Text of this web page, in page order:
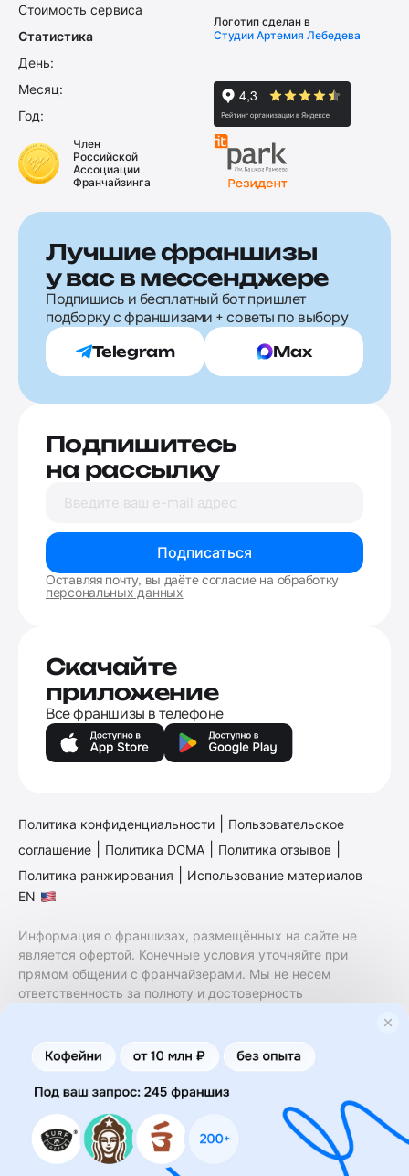
Стоимость сервиса
Статистика
День:
Месяц:
Год:
Логотип сделан в
Студии Артемия Лебедева
Член
Российской
Ассоциации
Франчайзинга
Лучшие франшизы
у вас в мессенджере
Подпишись и бесплатный бот пришлет
подборку с франшизами + советы по выбору
Telegram Max
Подпишитесь
на рассылку
Подписаться
Оставляя почту, вы даёте согласие на обработку
персональных данных
Скачайте
приложение
Все франшизы в телефоне
Политика конфиденциальности
Пользовательское
соглашение
Политика DCMA Политика отзывов
Политика ранжирования
Использование материалов
EN
Информация о франшизах, размещённых на сайте не
является офертой. Конечные условия уточняйте при
прямом общении с франчайзерами. Мы не несем
ответственность за полноту и достоверность
финансовые услуги. Заключение договоров
коммерческой концессии (франчайзинга) осуществляется
правообладателями/их представителями. Бизнесменс.ру
не является посредником или представителем
правообладателя и не несет ответственность за условия
предоставления франшизы и действия лиц,
осуществленные на основании информации, имеющейся